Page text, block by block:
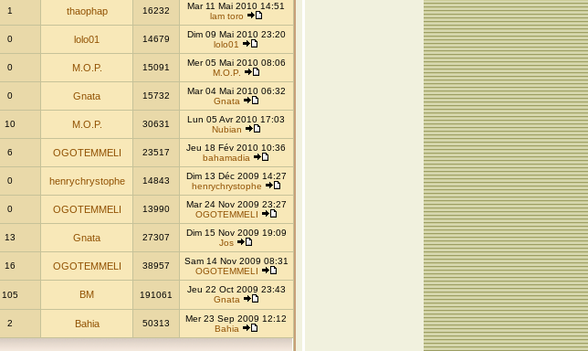
1 thaophap 16232
Mar 11 Mai 2010 14:51
lam toro
0 lolo01 14679
Dim 09 Mai 2010 23:20
lolo01
0 M.O.P. 15091
Mer 05 Mai 2010 08:06
M.O.P.
0 Gnata 15732
Mar 04 Mai 2010 06:32
Gnata
10 M.O.P. 30631
Lun 05 Avr 2010 17:03
Nubian
6 OGOTEMMELI 23517
Jeu 18 Fév 2010 10:36
bahamadia
0 henrychrystophe 14843
Dim 13 Déc 2009 14:27
henrychrystophe
0 OGOTEMMELI 13990
Mar 24 Nov 2009 23:27
OGOTEMMELI
13 Gnata 27307
Dim 15 Nov 2009 19:09
Jos
16 OGOTEMMELI 38957
Sam 14 Nov 2009 08:31
OGOTEMMELI
105 BM 191061
Jeu 22 Oct 2009 23:43
Gnata
2 Bahia 50313
Mer 23 Sep 2009 12:12
Bahia